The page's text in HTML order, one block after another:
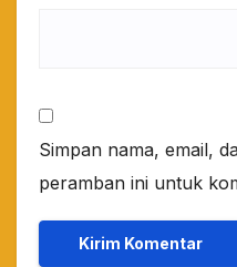
Simpan nama, email,
peramban ini untuk